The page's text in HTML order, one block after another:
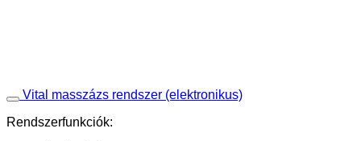
Vital masszázs rendszer (elektronikus)
Rendszerfunkciók: